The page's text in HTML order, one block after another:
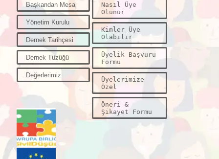
Başkandan Mesaj
Yönetim Kurulu
Dernek Tarihçesi
Dernek Tüzüğü
Değerlerimiz
Nasıl Üye
Olunur
Kimler Üye
Olabilir
Üyelik Başvuru
Formu
Üyelerimize
Özel
Öneri &
Şikayet Formu